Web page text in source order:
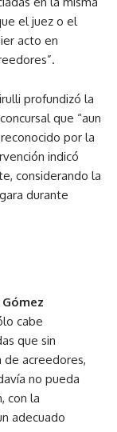
el juez o el
acto en
profundizó la
que “aun
por la
indicó
considerando la
durante
cabe
que sin
de acreedores,
no pueda
con la
adecuado